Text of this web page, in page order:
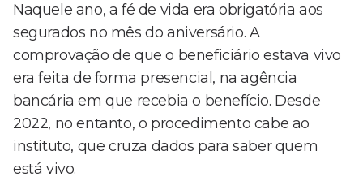
Naquele ano, a fé de vida era obrigatória aos
segurados no mês do aniversário. A
comprovação de que o beneficiário estava vivo
era feita de forma presencial, na agência
bancária em que recebia o benefício. Desde
2022, no entanto, o procedimento cabe ao
instituto, que cruza dados para saber quem
está vivo.